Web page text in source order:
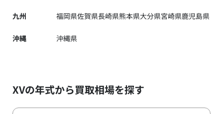
九州 福岡県佐賀県長崎県熊本県大分県宮崎県鹿児島県
沖縄 沖縄県
XVの年式から買取相場を探す